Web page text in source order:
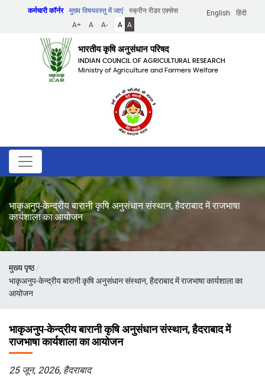
English हिंदी
कर्मचारी कॉर्नर मुख्य विषयवस्तु में जाएं
स्क्रीन रीडर एक्सेस
A+
A A- A A
भारतीय कृषि अनुसंधान परिषद
INDIAN COUNCIL OF AGRICULTURAL RESEARCH
Ministry of Agriculture and Farmers Welfare
भाकृअनुप-केन्द्रीय बारानी कृषि अनुसंधान संस्थान, हैदराबाद में राजभाषा
कार्यशाला का आयोजन
पग
चिन्ह
मुख्य पृष्ठ
भाकृअनुप-केन्द्रीय बारानी कृषि अनुसंधान संस्थान, हैदराबाद में राजभाषा कार्यशाला का
आयोजन
भाकृअनुप-केन्द्रीय बारानी कृषि अनुसंधान संस्थान, हैदराबाद में
राजभाषा कार्यशाला का आयोजन
25 जून, 2026, हैदराबाद